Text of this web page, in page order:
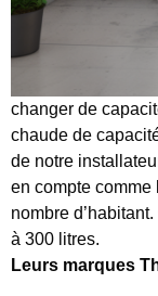
changer de
chaude de
de notre
en compte
nombre
à 300 litres.
Leurs marques